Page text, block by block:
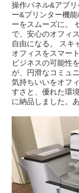
操作パネル&アプ
ー&プリンター機
ーをスムーズに。
で、安心のオフィ
自由になる。 スキ
オフィスをスマー
ビジネスの可能性
が、円滑なコミュ
気持ちいいを
すさと、優れた
に納品しました。